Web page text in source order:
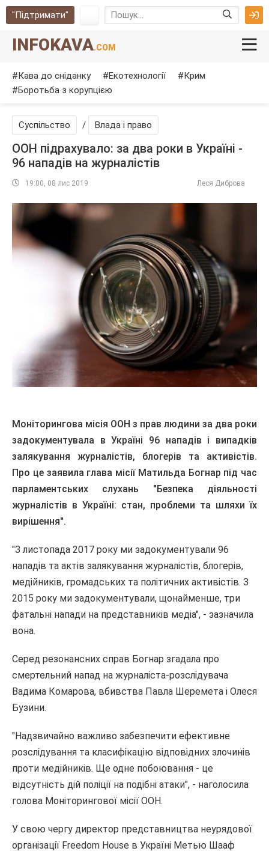
"Підтримати"
INFOKAVA.COM
Кава до сніданку Екотехнології
Крим
Боротьба з корупцією
Суспільство / Влада і право
ООН підрахувало: за два роки в Україні -
96 нападів на журналістів
19:00, 08 лис 2019 Леся Диброва
Моніторингова місія ООН з прав людини за два роки
задокументувала в Україні 96 нападів і випадків
залякування журналістів, блогерів та активістів.
Про це заявила глава місії Матильда Богнар під час
парламентських слухань "Безпека діяльності
журналістів в Україні: стан, проблеми та шляхи їх
вирішення".
"З листопада 2017 року ми задокументували 96
нападів та актів залякування журналістів, блогерів,
медійників, громадських та політичних активістів. З
2015 року ми задокументували, щонайменше, три
фатальні напади на представників медіа", - зазначила
вона.
Серед резонансних справ Богнар згадала про
смертельний напад на журналіста-розслідувача
Вадима Комарова, вбивства Павла Шеремета і Олеся
Бузини.
"Надзвичайно важливо забезпечити ефективне
розслідування та класифікацію відповідних злочинів
проти медійників. Ще одне побоювання - це
відсутність дій поліції на подібні атаки", - наголосила
голова Моніторингової місії ООН.
У свою чергу директор представництва неурядової
організації Freedom House в Україні Метью Шааф